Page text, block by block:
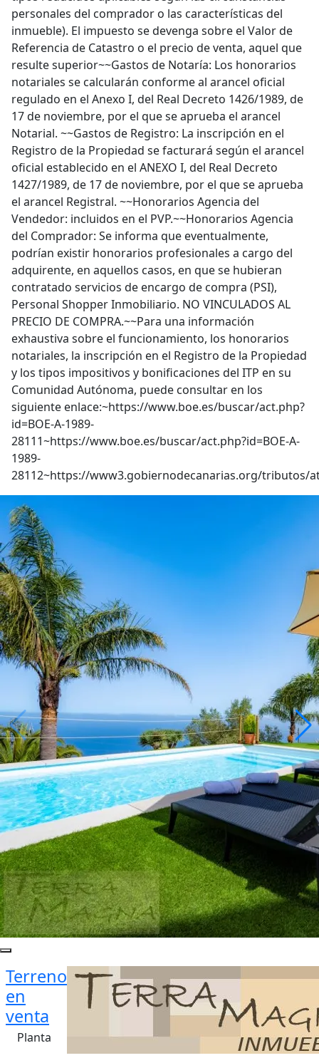
personales del comprador o las características del
inmueble). El impuesto se devenga sobre el Valor de
Referencia de Catastro o el precio de venta, aquel que
resulte superior~~Gastos de Notaría: Los honorarios
notariales se calcularán conforme al arancel oficial
regulado en el Anexo I, del Real Decreto 1426/1989, de
17 de noviembre, por el que se aprueba el arancel
Notarial. ~~Gastos de Registro: La inscripción en el
Registro de la Propiedad se facturará según el arancel
oficial establecido en el ANEXO I, del Real Decreto
1427/1989, de 17 de noviembre, por el que se aprueba
el arancel Registral. ~~Honorarios Agencia del
Vendedor: incluidos en el PVP.~~Honorarios Agencia
del Comprador: Se informa que eventualmente,
podrían existir honorarios profesionales a cargo del
adquirente, en aquellos casos, en que se hubieran
contratado servicios de encargo de compra (PSI),
Personal Shopper Inmobiliario. NO VINCULADOS AL
PRECIO DE COMPRA.~~Para una información
exhaustiva sobre el funcionamiento, los honorarios
notariales, la inscripción en el Registro de la Propiedad
y los tipos impositivos y bonificaciones del ITP en su
Comunidad Autónoma, puede consultar en los
siguiente enlace:~https://www.boe.es/buscar/act.php?
id=BOE-A-1989-
28111~https://www.boe.es/buscar/act.php?id=BOE-A-
1989-
28112~https://www3.gobiernodecanarias.org/tributos/
Terreno
en
venta
Planta